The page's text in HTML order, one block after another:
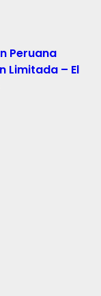
Peruana
Limitada – El